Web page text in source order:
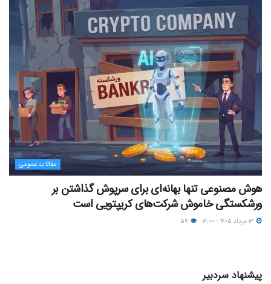
مقالات عمومی
هوش مصنوعی تنها بهانه‌ای برای سرپوش گذاشتن بر
ورشکستگی خاموش شرکت‌های کریپتویی است
پیشنهاد سردبیر